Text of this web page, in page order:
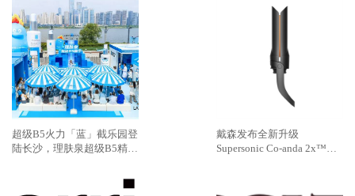
超级B5火力「蓝」截乐园登
陆长沙，理肤泉超级B5精华
戴森发布全新升级
Supersonic Co-anda 2x™造